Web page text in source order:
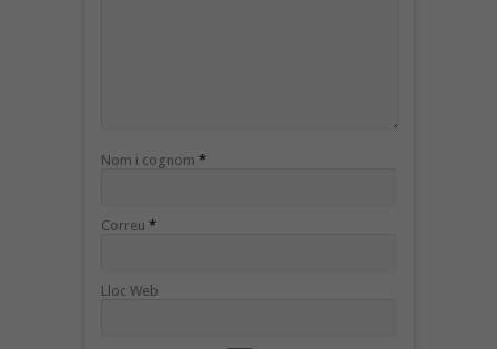
Nom i cognom *
Correu *
Lloc Web